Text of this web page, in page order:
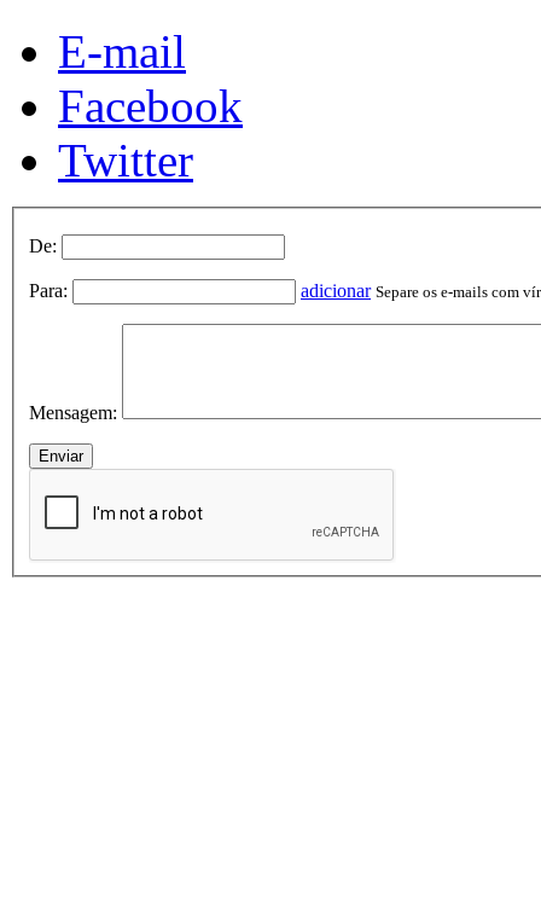
E-mail
Facebook
Twitter
De:
Para: adicionar Separe os e-mails com
Mensagem: